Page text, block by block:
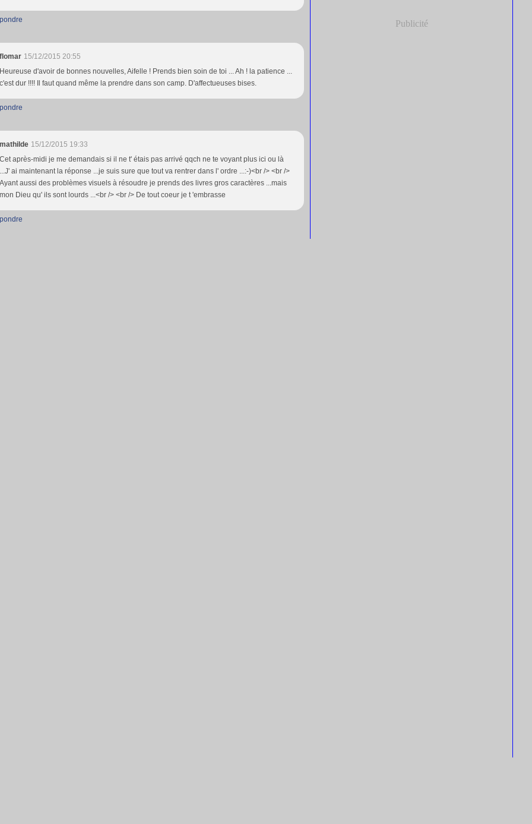
flomar 15/12/2015 20:55
Heureuse d'avoir de bonnes nouvelles, Aifelle ! Prends bien soin de toi ... Ah ! la patience ...
c'est dur !!!! Il faut quand même la prendre dans son camp. D'affectueuses bises.
mathilde 15/12/2015 19:33
Cet après-midi je me demandais si il ne t' étais pas arrivé qqch ne te voyant plus ici ou là
...J' ai maintenant la réponse ...je suis sure que tout va rentrer dans l' ordre ...:-)<br /> <br />
Ayant aussi des problèmes visuels à résoudre je prends des livres gros caractères ...mais
mon Dieu qu' ils sont lourds ...<br /> <br /> De tout coeur je t 'embrasse
Publicité